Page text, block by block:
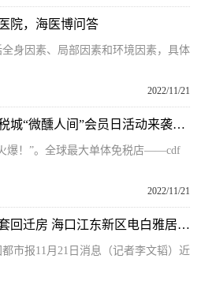
院，海医博问答
身因素、局部因素和环境因素，具体
2022/11/21
全球热推荐：海口国际免税城“微醺人间”会员日活动来袭，引领购物消费新潮流
爆！”。全球最大单体免税店——cdf
2022/11/21
天天热资讯！提供约1944套回迁房 海口江东新区电白雅居项目即将完工
市报11月21日消息（记者李文韬）近